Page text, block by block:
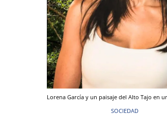
Lorena García y un paisaje del Alto Tajo en
SOCIEDAD